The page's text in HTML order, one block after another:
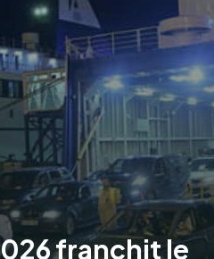
franchit le